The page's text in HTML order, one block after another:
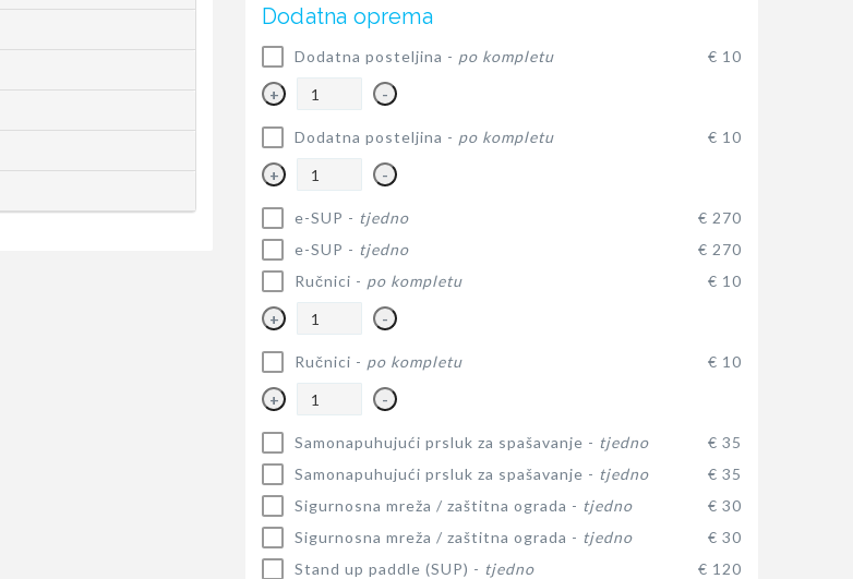
Dodatna oprema
Dodatna posteljina - po kompletu € 10
+ -
Dodatna posteljina - po kompletu € 10
+ -
e-SUP - tjedno
€ 270
e-SUP - tjedno
€ 270
Ručnici - po kompletu € 10
+ -
Ručnici - po kompletu € 10
+ -
Samonapuhujući prsluk za spašavanje - tjedno
€ 35
Samonapuhujući prsluk za spašavanje - tjedno
€ 35
Sigurnosna mreža / zaštitna ograda - tjedno
€ 30
Sigurnosna mreža / zaštitna ograda - tjedno
€ 30
Stand up paddle (SUP) - tjedno
€ 120